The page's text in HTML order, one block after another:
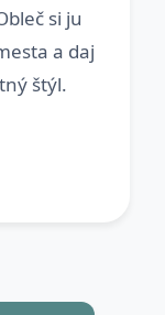
si ju
a daj